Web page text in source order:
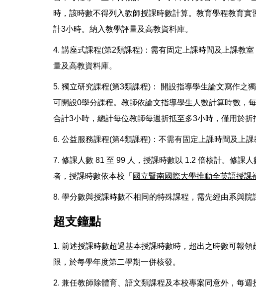
時，該時數不得列入教師授課時數計算。教育學程教育
計3小時。納入教學評量及高教資料庫。
4. 講座式課程(第2類課程)：需有固定上課時間及上課教
量及高教資料庫。
5. 獨立研究課程(第3類課程)： 開設指導學生論文寫作之
可開設0學分課程。教師依論文指導學生人數計算時數，
合計3小時，總計每位教師每週折抵至多3小時，僅用於折
6. 公益服務課程(第4類課程)：不需有固定上課時間及上
7. 修課人數 81 至 99 人，授課時數以 1.2 倍核計。修課
者，授課時數依本校「 國立暨南國際大學推動全英語授課
8. 學分數與授課時數不相同的特殊課程，需先經由系與
超支鐘點
1. 前述授課時數超過基本授課時數時，超出之時數可報
限，於每學年度第二學期一併核發。
2. 兼任教師除體育、語文類課程及本校專案同意外，每